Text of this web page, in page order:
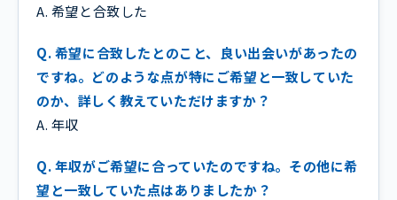
A. 希望と合致した
Q. 希望に合致したとのこと、良い出会いがあったの
ですね。どのような点が特にご希望と一致していた
のか、詳しく教えていただけますか？
A. 年収
Q. 年収がご希望に合っていたのですね。その他に希
望と一致していた点はありましたか？